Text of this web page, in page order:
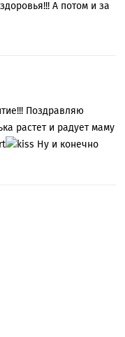
А потом и за
Поздравляю
растет и радует маму
Ну и конечно